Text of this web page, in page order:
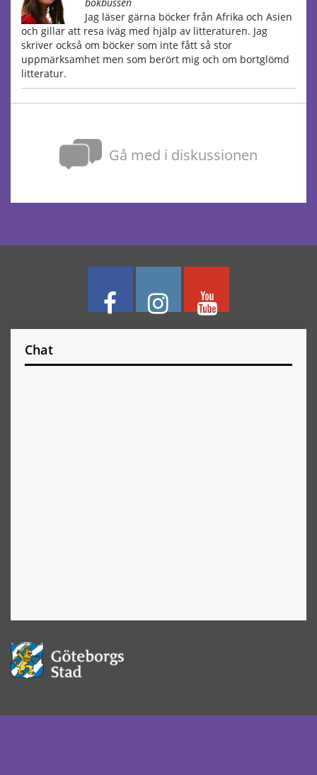
Jag läser gärna böcker från Afrika och Asien
och gillar att resa iväg med hjälp av litteraturen. Jag
skriver också om böcker som inte fått så stor
uppmärksamhet men som berört mig och om bortglömd
litteratur.
Gå med i diskussionen
Chat